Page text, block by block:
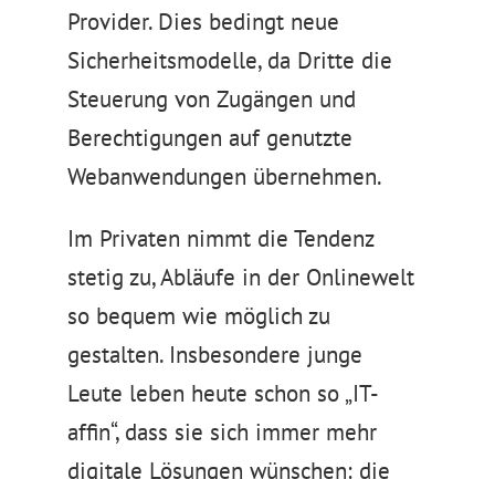
Provider. Dies bedingt neue
Sicherheitsmodelle, da Dritte die
Steuerung von Zugängen und
Berechtigungen auf genutzte
Webanwendungen übernehmen.
Im Privaten nimmt die Tendenz
stetig zu, Abläufe in der Onlinewelt
so bequem wie möglich zu
gestalten. Insbesondere junge
Leute leben heute schon so „IT-
affin“, dass sie sich immer mehr
digitale Lösungen wünschen: die